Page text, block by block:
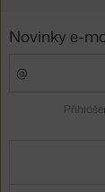
Novinky e-